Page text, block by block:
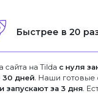
Быстрее в 20
сайта на Tilda с нуля
30 дней. Наши готовые
запускают за 3 дня.